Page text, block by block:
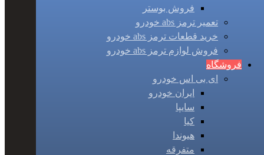
فروش بوستر
تعمیر ترمز abs خودرو
خرید قطعات ترمز abs خودرو
فروش لوازم ترمز abs خودرو
فروشگاه
ای بی اس خودرو
ایران خودرو
سایپا
کیا
هیوندا
متفرقه